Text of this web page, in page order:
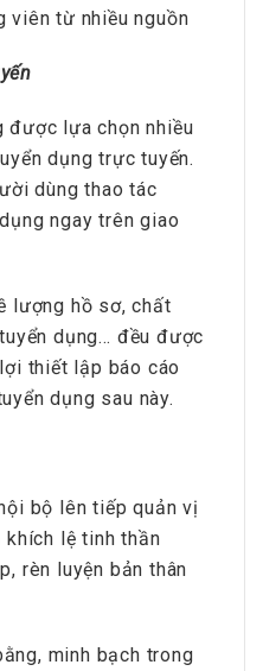
viên từ nhiều nguồn
được lựa chọn nhiều
dụng trực tuyến.
dùng thao tác
ngay trên giao
lượng hồ sơ, chất
dụng… đều được
thiết lập báo cáo
dụng sau này.
bộ lên tiếp quản vị
khích lệ tinh thần
rèn luyện bản thân
minh bạch trong